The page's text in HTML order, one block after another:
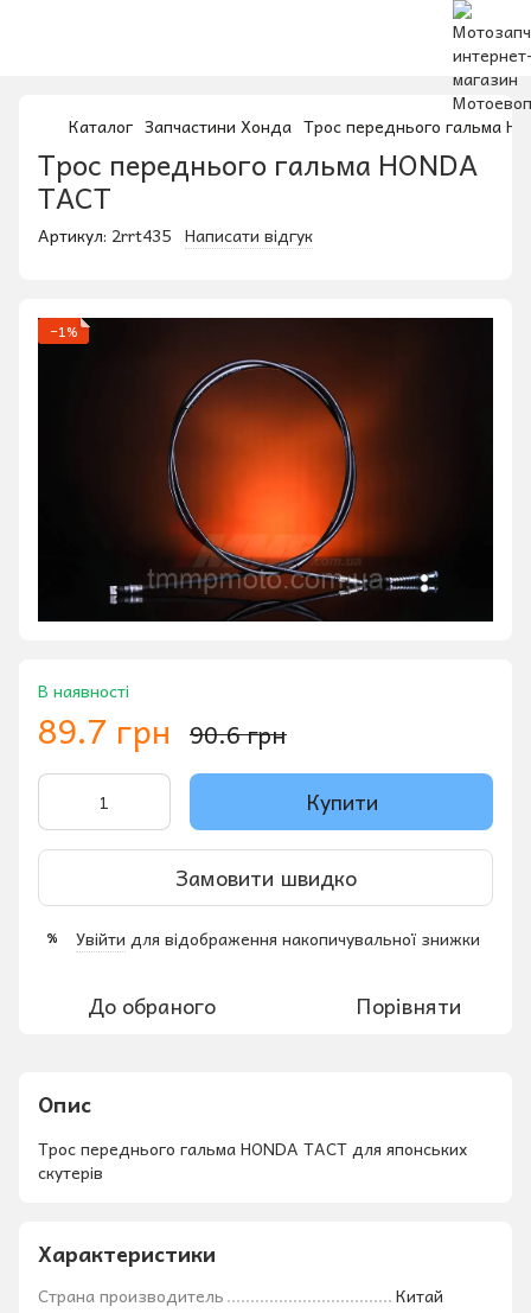
Каталог Запчастини Хонда Трос переднього гальма
Трос переднього гальма HONDA
TACT
Артикул: 2rrt435 Написати відгук
−1%
В наявності
89.7 грн 90.6 грн
Купити
Замовити швидко
% Увійти для відображення накопичувальної знижки
До обраного Порівняти
Опис
Трос переднього гальма HONDA TACT для японських
скутерів
Характеристики
Страна производитель
Китай